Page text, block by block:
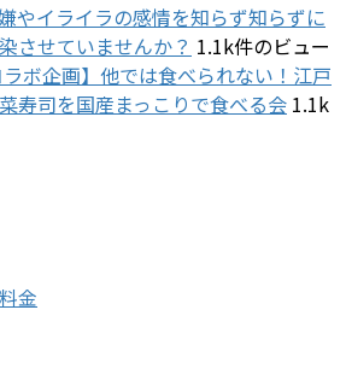
やイライラの感情を知らず知らずに
させていませんか？ 1.1k件のビュー
ラボ企画】他では食べられない！江戸
寿司を国産まっこりで食べる会 1.1k
金